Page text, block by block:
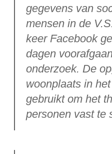
gegevens van
mensen in de
keer Facebook
dagen
onderzoek. De
woonplaats in
gebruikt om het
personen vast te